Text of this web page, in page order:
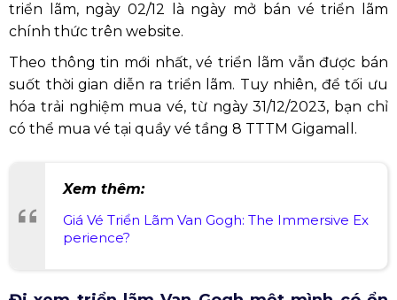
triển lãm, ngày 02/12 là ngày mở bán vé triển lãm
chính thức trên website.
Theo thông tin mới nhất, vé triển lãm vẫn được bán
suốt thời gian diễn ra triển lãm. Tuy nhiên, để tối ưu
hóa trải nghiệm mua vé, từ ngày 31/12/2023, bạn chỉ
có thể mua vé tại quầy vé tầng 8 TTTM Gigamall.
Xem thêm:
Giá Vé Triển Lãm Van Gogh: The Immersive Ex
perience?